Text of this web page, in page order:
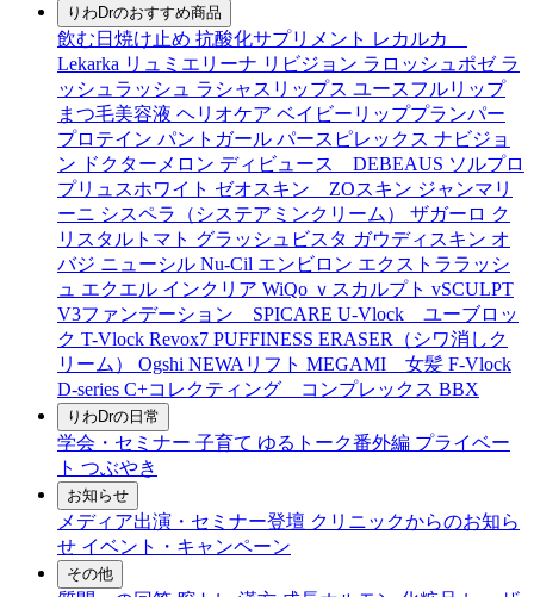
りわDrのおすすめ商品
飲む日焼け止め 抗酸化サプリメント レカルカ
Lekarka リュミエリーナ リビジョン ラロッシュポゼ ラ
ッシュラッシュ ラシャスリップス ユースフルリップ
まつ毛美容液 ヘリオケア ベイビーリッププランパー
プロテイン パントガール パースピレックス ナビジョ
ン ドクターメロン ディビュース DEBEAUS ソルプロ
プリュスホワイト ゼオスキン ZOスキン ジャンマリ
ーニ シスペラ（システアミンクリーム） ザガーロ ク
リスタルトマト グラッシュビスタ ガウディスキン オ
バジ ニューシル Nu-Cil エンビロン エクストララッシ
ュ エクエル インクリア WiQo ｖスカルプト vSCULPT
V3ファンデーション SPICARE U-Vlock ユーブロッ
ク T-Vlock Revox7 PUFFINESS ERASER（シワ消しク
リーム）
Ogshi NEWAリフト MEGAMI 女髪 F-Vlock
D-series C+コレクティング コンプレックス BBX
りわDrの日常
学会・セミナー 子育て ゆるトーク番外編 プライベー
ト つぶやき
お知らせ
メディア出演・セミナー登壇 クリニックからのお知ら
せ イベント・キャンペーン
その他